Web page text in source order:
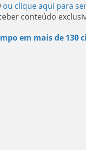
ou clique aqui para
conteúdo
em mais de 130